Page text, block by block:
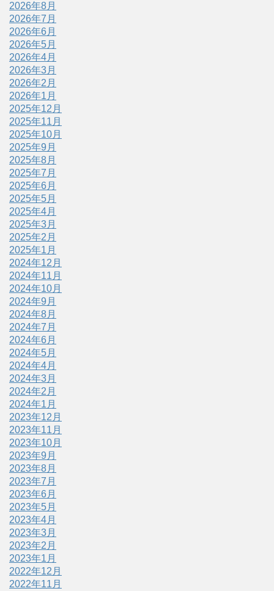
2026年8月
2026年7月
2026年6月
2026年5月
2026年4月
2026年3月
2026年2月
2026年1月
2025年12月
2025年11月
2025年10月
2025年9月
2025年8月
2025年7月
2025年6月
2025年5月
2025年4月
2025年3月
2025年2月
2025年1月
2024年12月
2024年11月
2024年10月
2024年9月
2024年8月
2024年7月
2024年6月
2024年5月
2024年4月
2024年3月
2024年2月
2024年1月
2023年12月
2023年11月
2023年10月
2023年9月
2023年8月
2023年7月
2023年6月
2023年5月
2023年4月
2023年3月
2023年2月
2023年1月
2022年12月
2022年11月